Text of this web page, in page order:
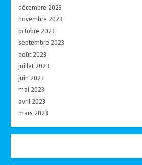
décembre 2023
novembre 2023
octobre 2023
septembre 2023
août 2023
juillet 2023
juin 2023
mai 2023
avril 2023
mars 2023